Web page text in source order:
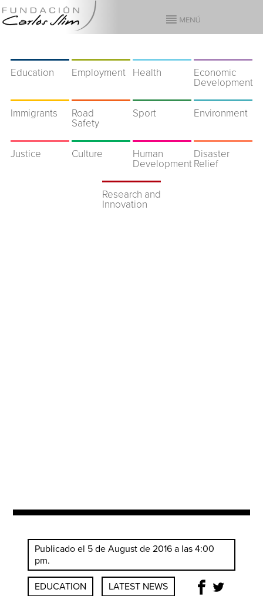
Education Employment Health
Economic
Development
Immigrants
Road
Safety
Sport Environment
Justice Culture
Human
Development
Disaster
Relief
Research and
Innovation
Publicado el 5 de August de 2016 a las 4:00
pm.
EDUCATION LATEST NEWS